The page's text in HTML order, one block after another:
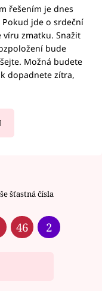
řešením je dnes
jde o srdeční
zmatku. Snažit
bude
Možná budete
dopadnete zítra,
šťastná čísla
46 2